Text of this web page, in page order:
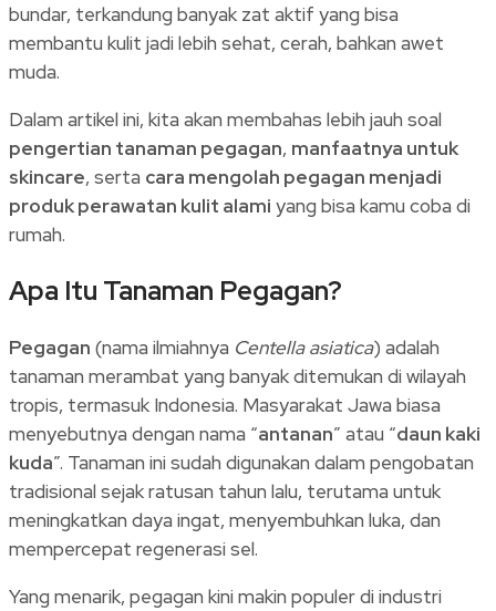
bundar, terkandung banyak zat aktif yang bisa
membantu kulit jadi lebih sehat, cerah, bahkan awet
muda.
Dalam artikel ini, kita akan membahas lebih jauh soal
pengertian tanaman pegagan, manfaatnya untuk
skincare, serta cara mengolah pegagan menjadi
produk perawatan kulit alami yang bisa kamu coba di
rumah.
Apa Itu Tanaman Pegagan?
Pegagan (nama ilmiahnya Centella asiatica) adalah
tanaman merambat yang banyak ditemukan di wilayah
tropis, termasuk Indonesia. Masyarakat Jawa biasa
menyebutnya dengan nama “antanan” atau “daun kaki
kuda”. Tanaman ini sudah digunakan dalam pengobatan
tradisional sejak ratusan tahun lalu, terutama untuk
meningkatkan daya ingat, menyembuhkan luka, dan
mempercepat regenerasi sel.
Yang menarik, pegagan kini makin populer di industri